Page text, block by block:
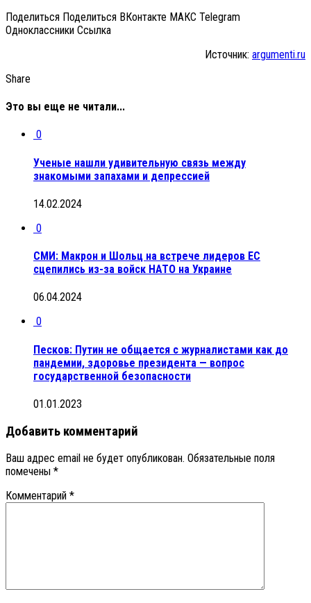
Поделиться Поделиться ВКонтакте МАКС Telegram
Одноклассники Cсылка
Источник: argumenti.ru
Share
Это вы еще не читали...
0
Ученые нашли удивительную связь между
знакомыми запахами и депрессией
14.02.2024
0
СМИ: Макрон и Шольц на встрече лидеров ЕС
сцепились из-за войск НАТО на Украине
06.04.2024
0
Песков: Путин не общается с журналистами как до
пандемии, здоровье президента — вопрос
государственной безопасности
01.01.2023
Добавить комментарий
Ваш адрес email не будет опубликован. Обязательные поля
помечены *
Комментарий *